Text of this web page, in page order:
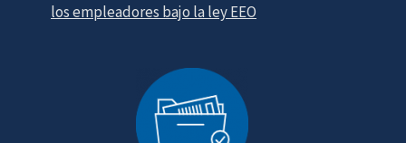
los empleadores bajo la ley EEO